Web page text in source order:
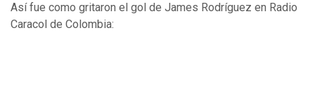
Así fue como gritaron el gol de James Rodríguez en Radio
Caracol de Colombia: